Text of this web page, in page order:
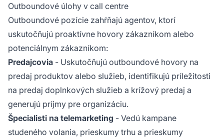
Outboundové úlohy v call centre
Outboundové pozície zahŕňajú agentov, ktorí
uskutočňujú proaktívne hovory zákazníkom alebo
potenciálnym zákazníkom:
Predajcovia - Uskutočňujú outboundové hovory na
predaj produktov alebo služieb, identifikujú príležitosti
na predaj doplnkových služieb a krížový predaj a
generujú príjmy pre organizáciu.
Špecialisti na telemarketing - Vedú kampane
studeného volania, prieskumy trhu a prieskumy